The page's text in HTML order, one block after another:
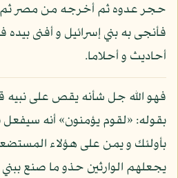
حجر عدوه ثم أخرجه من مصر ثم
فأنجى به بني إسرائيل و أفنى
أحاديث و أحلاما.
فهو الله جل شأنه يقص على نبيه
بقوله: «لقوم يؤمنون» أنه
بأولئك و يمن على هؤلاء
يجعلهم الوارثين حذو ما صنع ببني